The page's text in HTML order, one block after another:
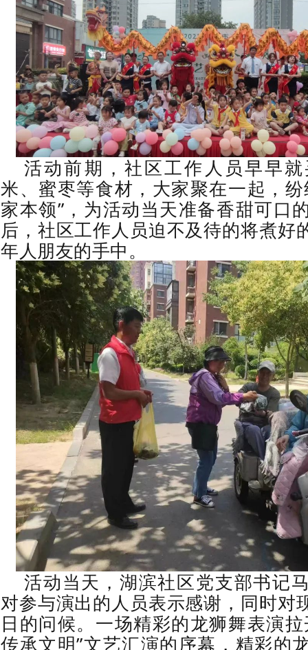
活动前期，社区工作人员早早
米、蜜枣等食材，大家聚在一起，
家本领”，为活动当天准备香甜可口
后，社区工作人员迫不及待的将煮好
年人朋友的手中。
活动当天，湖滨社区党支部书记
对参与演出的人员表示感谢，同时对
日的问候。 一场精彩的龙狮舞表演
传承文明”文艺汇演的序幕，精彩的